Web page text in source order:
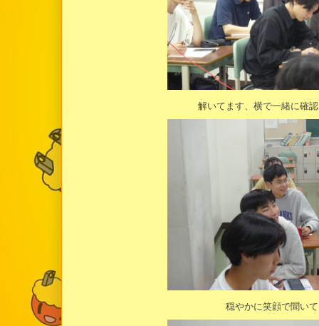
解いてます、横で一緒に確
穏やかに笑顔で聞い